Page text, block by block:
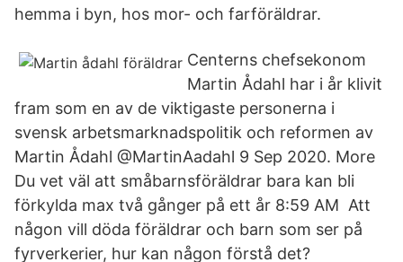
hemma i byn, hos mor- och farföräldrar.
Centerns chefsekonom
Martin Ådahl har i år klivit
fram som en av de viktigaste personerna i
svensk arbetsmarknadspolitik och reformen av
Martin Ådahl‏ @MartinAadahl 9 Sep 2020. More
Du vet väl att småbarnsföräldrar bara kan bli
förkylda max två gånger på ett år 8:59 AM Att
någon vill döda föräldrar och barn som ser på
fyrverkerier, hur kan någon förstå det?